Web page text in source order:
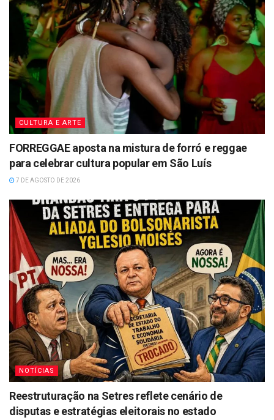
CULTURA E ARTE
FORREGGAE aposta na mistura de forró e reggae
para celebrar cultura popular em São Luís
7 DE AGOSTO DE 2026
NOTÍCIAS
Reestruturação na Setres reflete cenário de
disputas e estratégias eleitorais no estado